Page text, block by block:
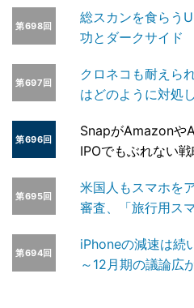
第698回
総スカンを食らう
功とダークサイド
第697回
クロネコも耐えら
はどのように対処
第696回
SnapがAmazonや
IPOでもぶれない戦
第695回
米国人もスマホを
審査、「旅行用ス
第694回
iPhoneの減速は続
～12月期の議論広